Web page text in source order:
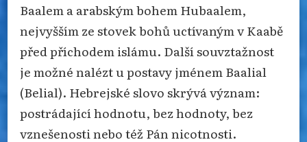
Baalem a arabským bohem Hubaalem,
nejvyšším ze stovek bohů uctívaným v Kaabě
před příchodem islámu. Další souvztažnost
je možné nalézt u postavy jménem Baalial
(Belial). Hebrejské slovo skrývá význam:
postrádající hodnotu, bez hodnoty, bez
vznešenosti nebo též Pán nicotnosti.